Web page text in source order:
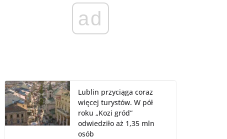
ad
Lublin przyciąga coraz
więcej turystów. W pół
roku „Kozi gród”
odwiedziło aż 1,35 mln
osób